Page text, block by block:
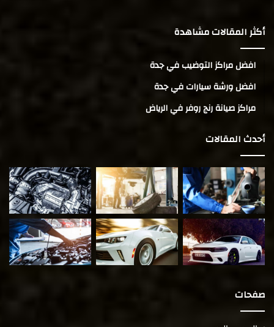
أكثر المقالات مشاهدة
افضل مراكز التوضيب في جدة
افضل ورشة سيارات في جدة
مراكز صيانة رنج روفر في الرياض
أحدث المقالات
صفحات